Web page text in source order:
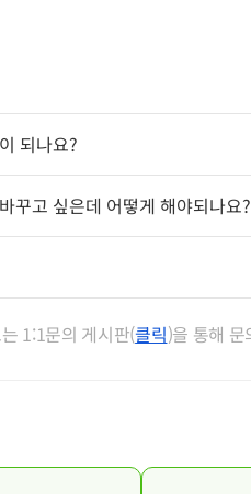
받으셔야합니다.
수강신청과 윈스펙 수강신청 및
급 안내 받기
되나요?
자)만 수강 가능합니다.
과 일반과정은 실업자 수강도 가
꾸고 싶은데 어떻게 해야되나요?
며, 내일배움카드를 새로 발급
에서 수강 신청이 가능합니다.
용)
련 수강 5회, 동일 직종 훈련과정
한도 내 수강 신청 가능
1:1문의 게시판(1:1문의 게시판
클릭)을 통해